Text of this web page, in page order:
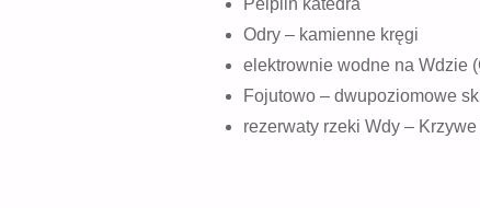
Pelplin katedra
Odry – kamienne kręgi
elektrownie wodne na Wdzie
Fojutowo – dwupoziomowe
rezerwaty rzeki Wdy – Krzywe